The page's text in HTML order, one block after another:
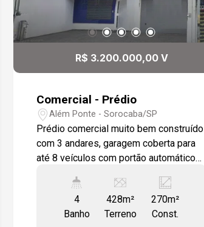
R$ 3.200.000,00 V
Comercial - Prédio
Além Ponte - Sorocaba/SP
Prédio comercial muito bem construído
com 3 andares, garagem coberta para
até 8 veículos com portão automático
veículos, Recepção central decorado, 1
lavabo, 1 banheiro PCD, quintal com
cisterna para captação da água de
4
Banho
428m²
Terreno
270m²
Const.